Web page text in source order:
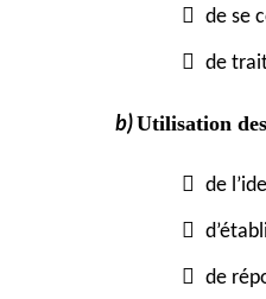
de se
de
b)Utilisation
de
de